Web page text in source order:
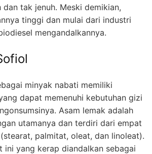
dan tak jenuh. Meski demikian,
tinggi dan mulai dari industri
mengandalkannya.
minyak nabati memiliki
dapat memenuhi kebutuhan gizi
Asam lemak adalah
utamanya dan terdiri dari empat
palmitat, oleat, dan linoleat).
ini yang kerap diandalkan sebagai